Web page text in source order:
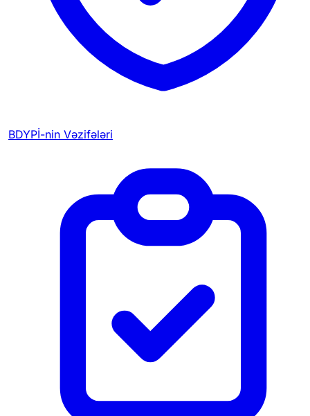
BDYPİ-nin Vəzifələri